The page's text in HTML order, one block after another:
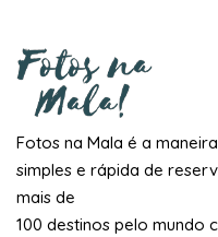
Fotos na Mala é a maneira
simples e rápida de
mais de
100 destinos pelo mundo